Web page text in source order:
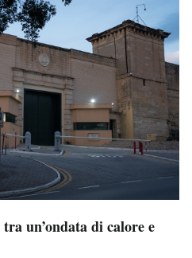
un’ondata di calore e